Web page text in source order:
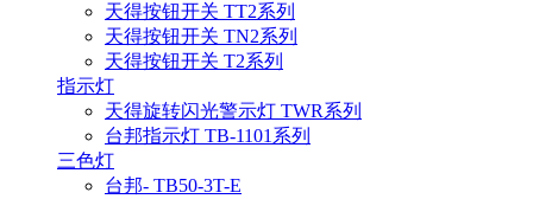
天得按钮开关 TT2系列
天得按钮开关 TN2系列
天得按钮开关 T2系列
指示灯
天得旋转闪光警示灯 TWR系列
台邦指示灯 TB-1101系列
三色灯
台邦- TB50-3T-E